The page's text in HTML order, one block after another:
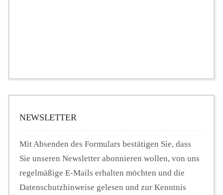
NEWSLETTER
Mit Absenden des Formulars bestätigen Sie, dass
Sie unseren Newsletter abonnieren wollen, von uns
regelmäßige E-Mails erhalten möchten und die
Datenschutzhinweise gelesen und zur Kenntnis